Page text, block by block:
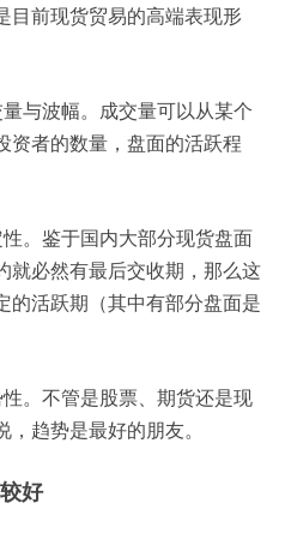
目前现货贸易的高端表现形
与波幅。成交量可以从某个
资者的数量，盘面的活跃程
。鉴于国内大部分现货盘面
就必然有最后交收期，那么这
的活跃期（其中有部分盘面是
。不管是股票、期货还是现
趋势是最好的朋友。
好